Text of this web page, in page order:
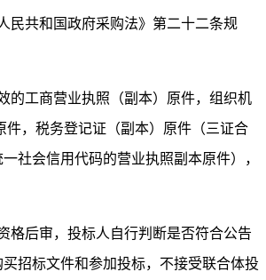
民共和国政府采购法》第二十二条规
的工商营业执照（副本）原件，组织机
件，税务登记证（副本）原件（三证合
社会信用代码的营业执照副本原件）
，
格后审，投标人自行判断是否符合公告
招标文件和参加投标，不接受联合体投